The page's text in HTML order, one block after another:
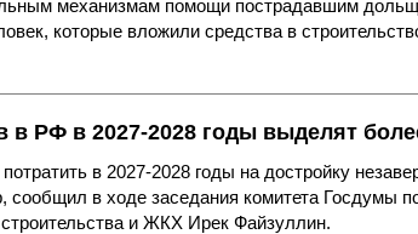
механизмам помощи пострадавшим
которые вложили средства в
в РФ в 2027-2028 годы выделят
в 2027-2028 годы на достройку
в ходе заседания комитета Госдумы
и ЖКХ Ирек Файзуллин.